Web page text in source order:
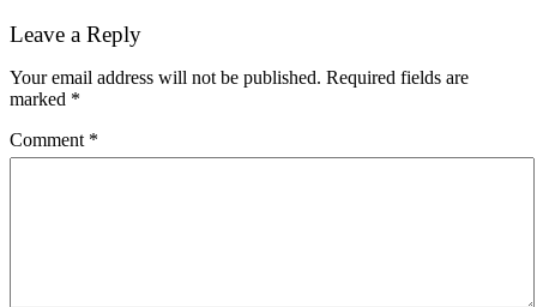
Leave a Reply
Your email address will not be published. Required fields are
marked *
Comment *